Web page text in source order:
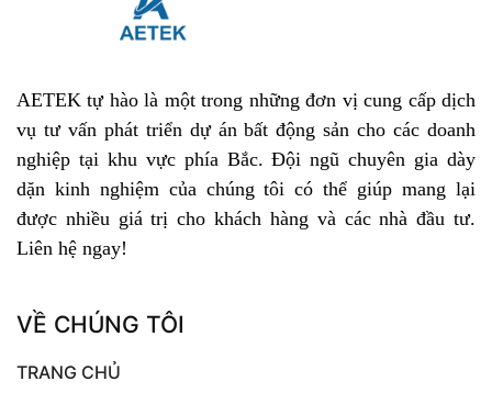
AETEK tự hào là một trong những đơn vị cung cấp dịch
vụ tư vấn phát triển dự án bất động sản cho các doanh
nghiệp tại khu vực phía Bắc. Đội ngũ chuyên gia dày
dặn kinh nghiệm của chúng tôi có thể giúp mang lại
được nhiều giá trị cho khách hàng và các nhà đầu tư.
Liên hệ ngay!
VỀ CHÚNG TÔI
TRANG CHỦ